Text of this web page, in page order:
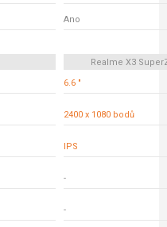
Ano
Realme X3
6.6 "
2400 x 1080 bodů
IPS
-
-